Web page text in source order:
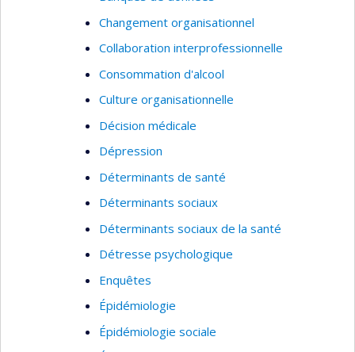
Changement organisationnel
Collaboration interprofessionnelle
Consommation d'alcool
Culture organisationnelle
Décision médicale
Dépression
Déterminants de santé
Déterminants sociaux
Déterminants sociaux de la santé
Détresse psychologique
Enquêtes
Épidémiologie
Épidémiologie sociale